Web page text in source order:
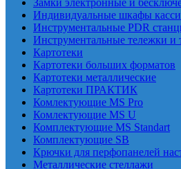
Замки электронные и
Индивидуальные шкафы
Инструментальные PDR
Инструментальные тележки и
Картотеки
Картотеки больших форматов
Картотеки металлические
Картотеки ПРАКТИК
Комлектующие MS Pro
Комлектующие MS U
Комплектующие MS Standart
Комплектующие SB
Крючки для перфопанелей
Металлические стеллажи